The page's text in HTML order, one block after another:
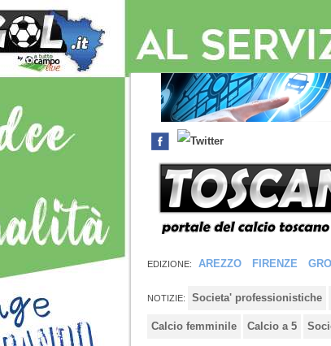
EDIZIONE: AREZZO FIRENZE
NOTIZIE: Societa' professionistiche
Calcio femminile Calcio a 5